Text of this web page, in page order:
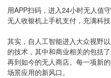
用APP扫码，进入24小时无人值
无人收银机上手机支付，充满科
其实，自人工智能进入大众视野
的技术，其中和商业相关的包括
再到如今的无人商店。每一项新
场景应用的新风口。